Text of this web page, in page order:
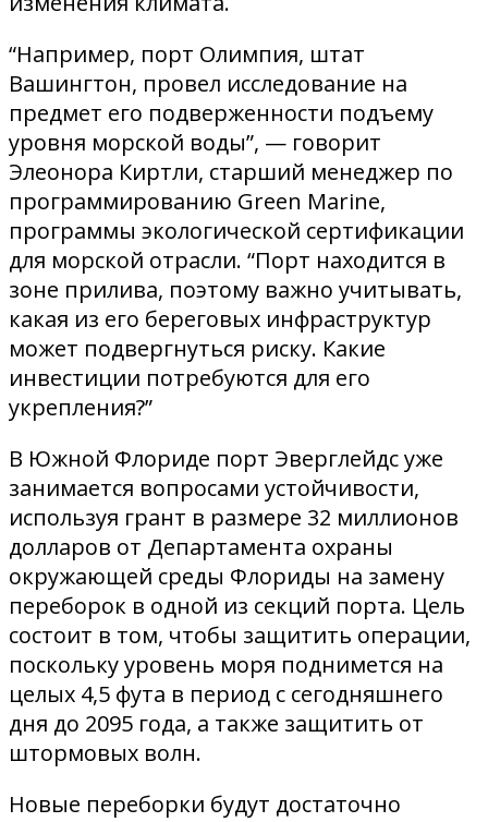
“Например, порт Олимпия, штат
Вашингтон, провел исследование на
предмет его подверженности подъему
уровня морской воды”, — говорит
Элеонора Киртли, старший менеджер по
программированию Green Marine,
программы экологической сертификации
для морской отрасли. “Порт находится в
зоне прилива, поэтому важно учитывать,
какая из его береговых инфраструктур
может подвергнуться риску. Какие
инвестиции потребуются для его
укрепления?”
В Южной Флориде порт Эверглейдс уже
занимается вопросами устойчивости,
используя грант в размере 32 миллионов
долларов от Департамента охраны
окружающей среды Флориды на замену
переборок в одной из секций порта. Цель
состоит в том, чтобы защитить операции,
поскольку уровень моря поднимется на
целых 4,5 фута в период с сегодняшнего
дня до 2095 года, а также защитить от
штормовых волн.
Новые переборки будут достаточно